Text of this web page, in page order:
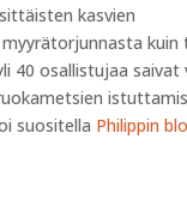
kasvien
kuin
40 osallistujaa saivat
suositella Philippin